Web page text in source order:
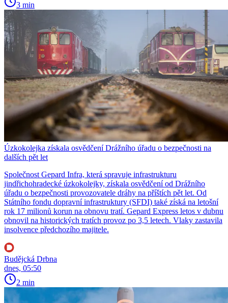
3 min
Úzkokolejka získala osvědčení Drážního úřadu o bezpečnosti na
dalších pět let
Společnost Gepard Infra, která spravuje infrastrukturu
jindřichohradecké úzkokolejky, získala osvědčení od Drážního
úřadu o bezpečnosti provozovatele dráhy na příštích pět let. Od
Státního fondu dopravní infrastruktury (SFDI) také získá na letošní
rok 17 milionů korun na obnovu tratí. Gepard Express letos v dubnu
obnovil na historických tratích provoz po 3,5 letech. Vlaky zastavila
insolvence předchozího majitele.
Budějcká Drbna
dnes, 05:50
2 min